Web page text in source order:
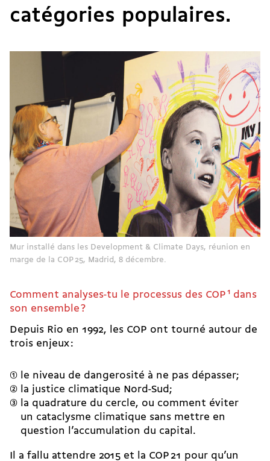
catégories populaires.
Mur installé dans les Development & Climate Days, réunion en
marge de la COP 25, Madrid, 8 décembre.
Comment analyses-tu le processus des COP1 dans
son ensemble ?
Depuis Rio en 1992, les COP ont tourné autour de
trois enjeux :
le niveau de dangerosité à ne pas dépasser;
la justice climatique Nord-Sud;
la quadrature du cercle, ou comment éviter
un cataclysme climatique sans mettre en
question l’accumulation du capital.
Il a fallu attendre 2015 et la COP 21 pour qu’un